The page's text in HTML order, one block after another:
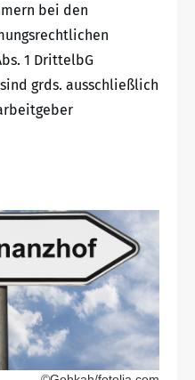
bei den
1 DrittelbG
grds. ausschließlich